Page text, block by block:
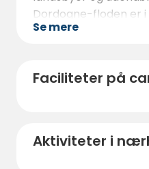
Dordogne-floden er i
attraktion, der giver
Det
serverer regionale
Se mere
Faciliteter på
Aktiviteter i